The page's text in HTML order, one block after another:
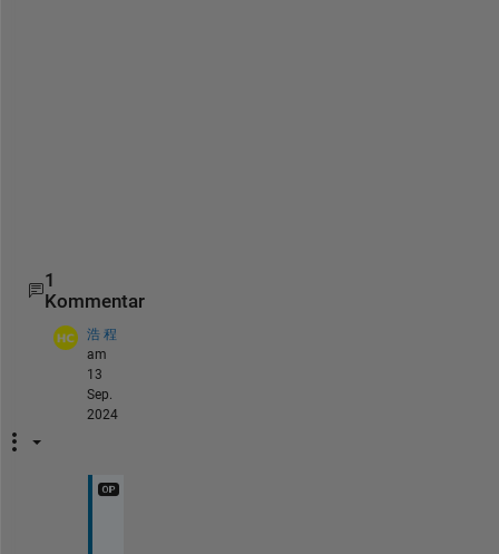
1
Kommentar
浩 程
am
13
Sep.
2024